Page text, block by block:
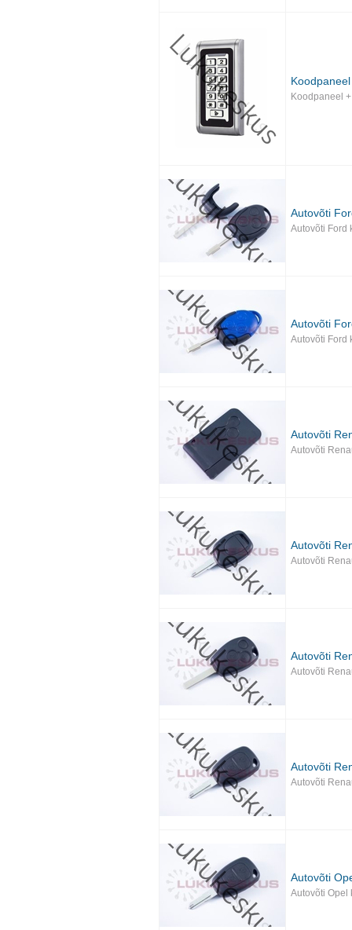
Koodpaneel
Autovõti
Autovõti Ford
Autovõti
Autovõti Ford
Autovõti
Autovõti
Autovõti
Autovõti
Autovõti
Autovõti
Autovõti
Autovõti
Autovõti
Autovõti Opel